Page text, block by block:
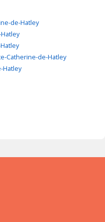
de-Hatley
Catherine-de-Hatley
Hatley